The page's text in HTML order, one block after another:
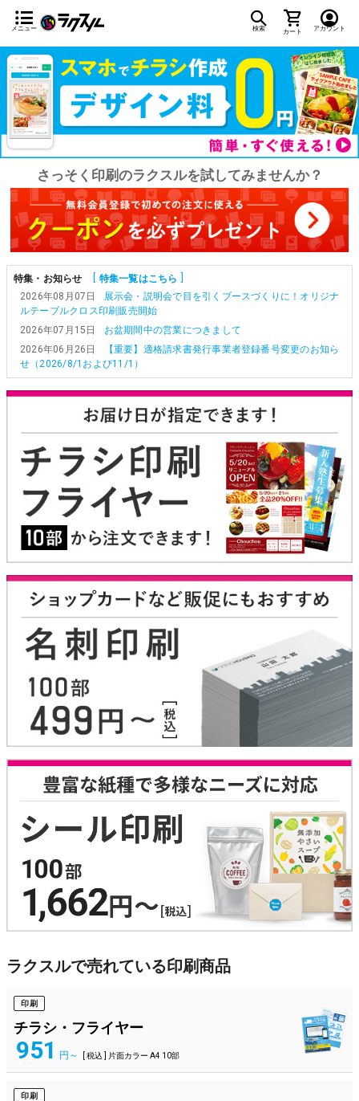
メニュー 検索 カート アカウント
さっそく印刷のラクスルを試してみませんか？
特集・お知らせ
特集一覧はこちら
2026年08月07日
展示会・説明会で目を引くブースづくりに！オリジナ
ルテーブルクロス印刷販売開始
2026年07月15日
お盆期間中の営業につきまして
2026年06月26日
【重要】適格請求書発行事業者登録番号変更のお知ら
せ（2026/8/1および11/1）
ラクスルで売れている印刷商品
印刷
チラシ・フライヤー
951 円～ [ 税込 ] 片面カラー A4 10部
印刷